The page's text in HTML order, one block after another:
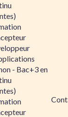
- Bac+3 en